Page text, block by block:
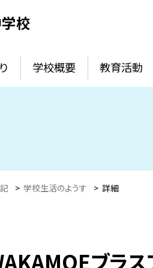
校
学校概要 教育活動
> 学校生活のようす > 詳細
ブラス